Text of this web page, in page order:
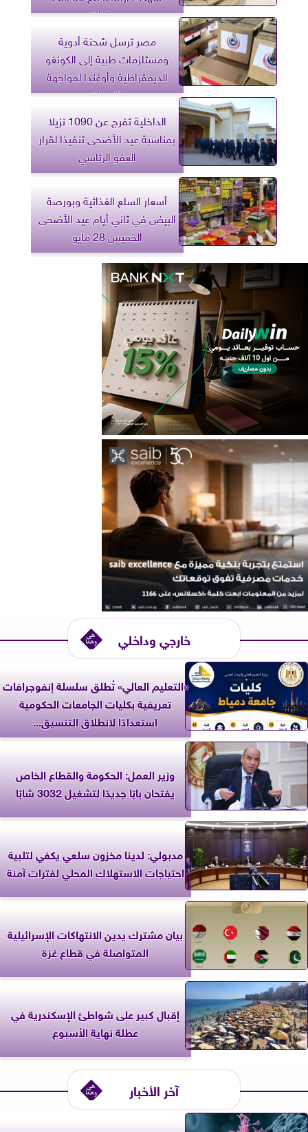
ميجاوات
مصر ترسل شحنة أدوية
ومستلزمات طبية إلى الكونغو
الديمقراطية وأوغندا لمواجهة
الإيبولا
الداخلية تفرج عن 1090 نزيلا
بمناسبة عيد الأضحى تنفيذا لقرار
العفو الرئاسي
أسعار السلع الغذائية وبورصة
البيض في ثاني أيام عيد الأضحى
الخميس 28 مايو
خارجي وداخلي
«التعليم العالي» تُطلق سلسلة إنفوجرافات
تعريفية بكليات الجامعات الحكومية
استعدادًا لانطلاق التنسيق...
وزير العمل: الحكومة والقطاع الخاص
يفتحان بابًا جديدًا لتشغيل 3032 شابًا
مدبولي: لدينا مخزون سلعي يكفي لتلبية
احتياجات الاستهلاك المحلي لفترات آمنة
بيان مشترك يدين الانتهاكات الإسرائيلية
المتواصلة في قطاع غزة
إقبال كبير على شواطئ الإسكندرية في
عطلة نهاية الأسبوع
آخر الأخبار